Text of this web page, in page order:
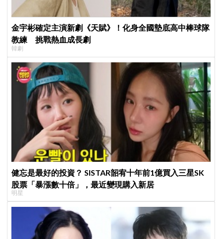
金宇彬確定主演新劇《天賦》！化身全國墊底高中棒球隊
教練 挑戰熱血成長劇
韓劇
健忘是最好的投資？ SISTAR韶宥十年前1億買入三星SK
股票「暴漲數十倍」，最近變現購入新居
明星